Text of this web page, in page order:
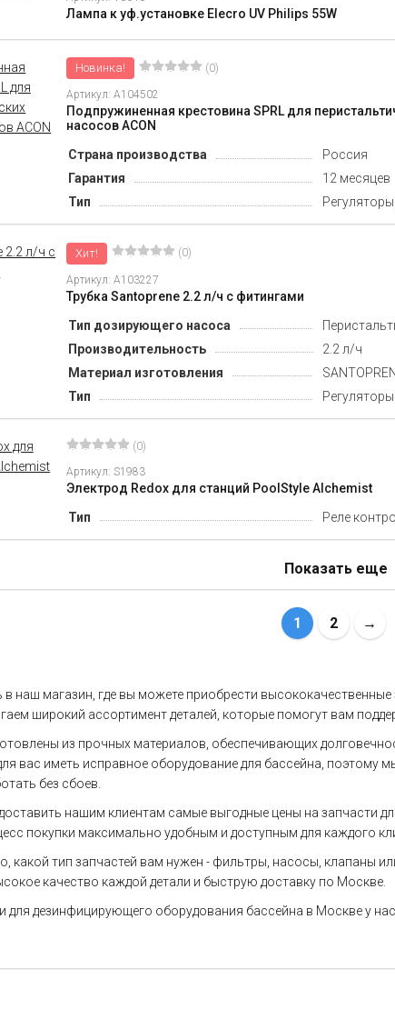
Лампа к уф.установке Elecro UV Philips 55W
Новинка! (0)
Артикул: A104502
Подпружиненная крестовина SPRL для
насосов ACON
Страна производства
Россия
Гарантия
12 месяцев
Тип
Хит! (0)
Артикул: А103227
Трубка Santoprene 2.2 л/ч с фитингами
Тип дозирующего насоса
Производительность
2.2 л/ч
Материал изготовления
Тип
(0)
Артикул: S1983
Электрод Redox для станций PoolStyle Alchemist
Тип
Реле
Показать еще
1 2 →
наш магазин, где вы можете приобрести
широкий ассортимент деталей, которые помогут вам
из прочных материалов, обеспечивающих
вас иметь исправное оборудование для бассейна, поэтому
без сбоев.
нашим клиентам самые выгодные цены на запчасти
покупки максимально удобным и доступным для каждого
какой тип запчастей вам нужен - фильтры, насосы, клапаны
качество каждой детали и быструю доставку по Москве.
для дезинфицирующего оборудования бассейна в Москве у